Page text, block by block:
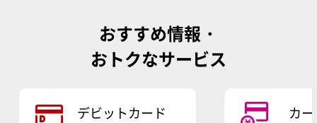
おすすめ情報・
おトクなサービス
デビットカード カ